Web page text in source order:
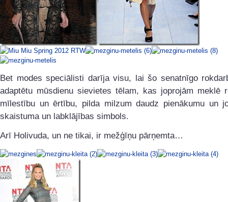
Bet modes speciālisti darīja visu, lai šo senatnīgo
adaptētu mūsdienu sievietes tēlam, kas joprojām meklē
mīlestību un ērtību, pilda milzum daudz pienākumu un
skaistuma un labklājības simbols.
Arī Holivuda, un ne tikai, ir mežģīņu pārņemta…